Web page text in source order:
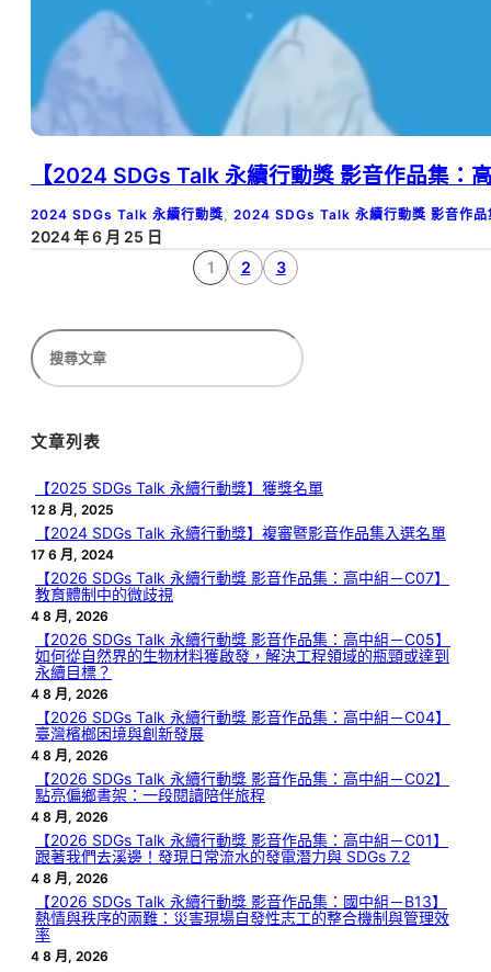
【2024 SDGs Talk 永續行動獎 影音作品集：
2024 SDGs Talk 永續行動獎 2024 SDGs Talk 永續行動獎 影音作品
2024 年 6 月 25 日
1
2 3
搜
尋
文章列表
【2025 SDGs Talk 永續行動獎】獲獎名單
12 8 月, 2025
【2024 SDGs Talk 永續行動獎】複審暨影音作品集入選名單
17 6 月, 2024
【2026 SDGs Talk 永續行動獎 影音作品集：高中組－C07】
教育體制中的微歧視
4 8 月, 2026
【2026 SDGs Talk 永續行動獎 影音作品集：高中組－C05】
如何從自然界的生物材料獲啟發，解決工程領域的瓶頸或達到
永續目標？
4 8 月, 2026
【2026 SDGs Talk 永續行動獎 影音作品集：高中組－C04】
臺灣檳榔困境與創新發展
4 8 月, 2026
【2026 SDGs Talk 永續行動獎 影音作品集：高中組－C02】
點亮偏鄉書架：一段閱讀陪伴旅程
4 8 月, 2026
【2026 SDGs Talk 永續行動獎 影音作品集：高中組－C01】
跟著我們去溪邊！發現日常流水的發電潛力與 SDGs 7.2
4 8 月, 2026
【2026 SDGs Talk 永續行動獎 影音作品集：國中組－B13】
熱情與秩序的兩難：災害現場自發性志工的整合機制與管理效
率
4 8 月, 2026